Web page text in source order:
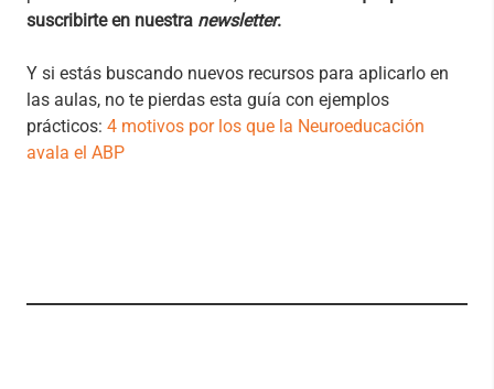
suscribirte en nuestra newsletter.
Y si estás buscando nuevos recursos para aplicarlo en
las aulas, no te pierdas esta guía con ejemplos
prácticos: 4 motivos por los que la Neuroeducación
avala el ABP